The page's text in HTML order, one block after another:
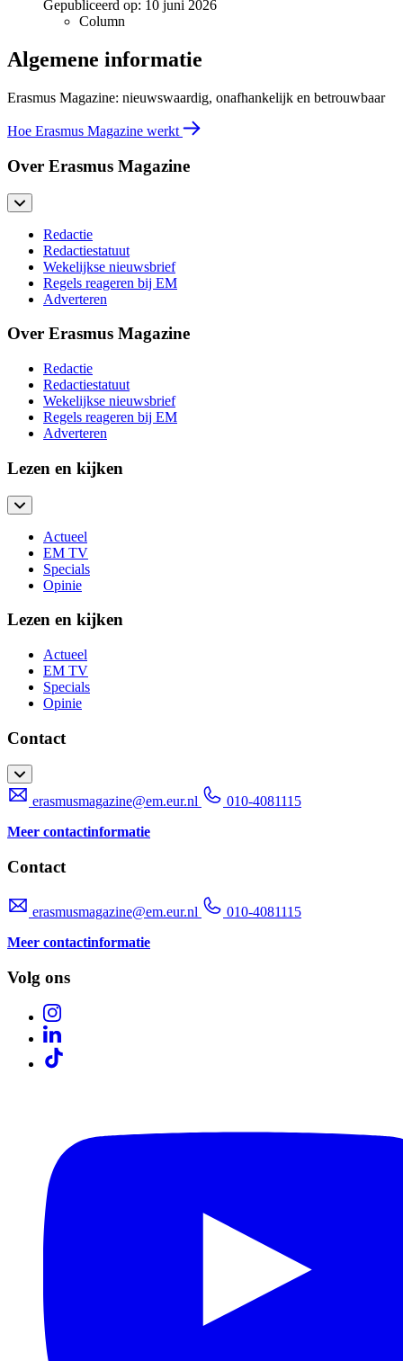
Gepubliceerd op: 10 juni 2026
Column
Algemene informatie
Erasmus Magazine: nieuwswaardig, onafhankelijk en betrouwbaar
Hoe Erasmus Magazine werkt
Over Erasmus Magazine
Redactie
Redactiestatuut
Wekelijkse nieuwsbrief
Regels reageren bij EM
Adverteren
Over Erasmus Magazine
Redactie
Redactiestatuut
Wekelijkse nieuwsbrief
Regels reageren bij EM
Adverteren
Lezen en kijken
Actueel
EM TV
Specials
Opinie
Lezen en kijken
Actueel
EM TV
Specials
Opinie
Contact
erasmusmagazine@em.eur.nl
010-4081115
Meer contactinformatie
Contact
erasmusmagazine@em.eur.nl
010-4081115
Meer contactinformatie
Volg ons